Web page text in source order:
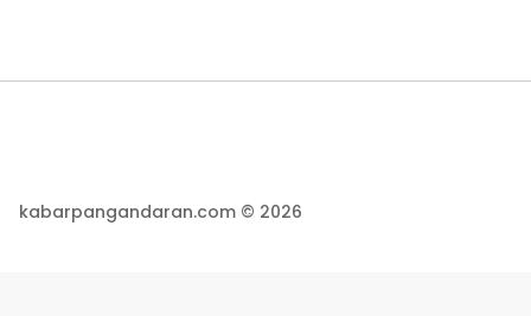
kabarpangandaran.com © 2026